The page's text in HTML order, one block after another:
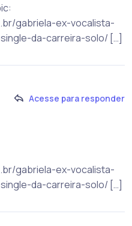
gabriela-ex-vocalista-
da-carreira-solo/ […]
Acesse para responder
gabriela-ex-vocalista-
da-carreira-solo/ […]